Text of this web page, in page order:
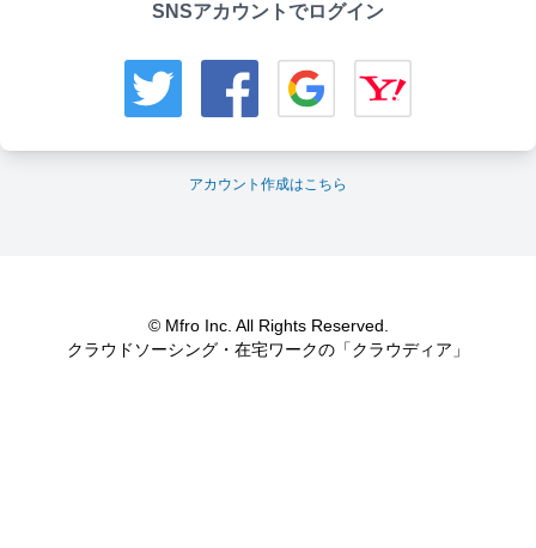
SNSアカウントでログイン
アカウント作成はこちら
© Mfro Inc. All Rights Reserved.
クラウドソーシング・在宅ワークの「クラウディア」